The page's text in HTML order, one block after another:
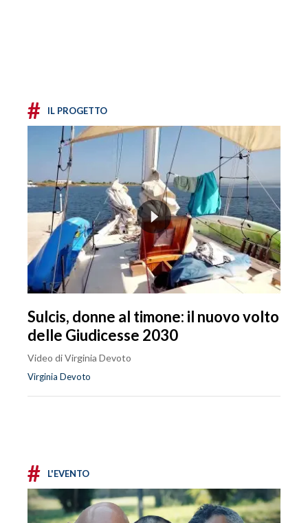
# IL PROGETTO
Sulcis, donne al timone: il nuovo volto
delle Giudicesse 2030
Video di Virginia Devoto
Virginia Devoto
# L'EVENTO